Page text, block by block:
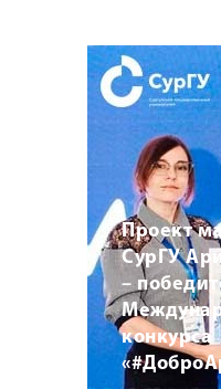
Проект
СурГУ
–
конкурса